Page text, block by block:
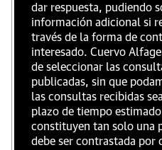
dar respuesta, pudiendo
información adicional si
través de la forma de
interesado. Cuervo
de seleccionar las
publicadas, sin que
las consultas recibidas
plazo de tiempo
constituyen tan solo una
debe ser contrastada por